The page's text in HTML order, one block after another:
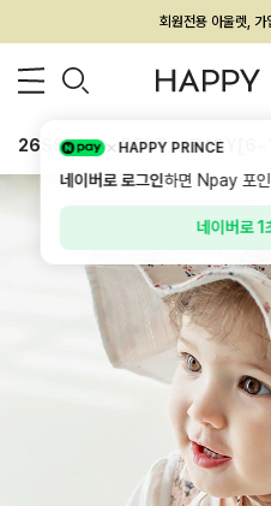
회원전용 아울렛,
멤버십 최대
26SS 신상 BEST
HAPPY PRINCE
네이버로 로그인하면 Npay 포
네이버로 1